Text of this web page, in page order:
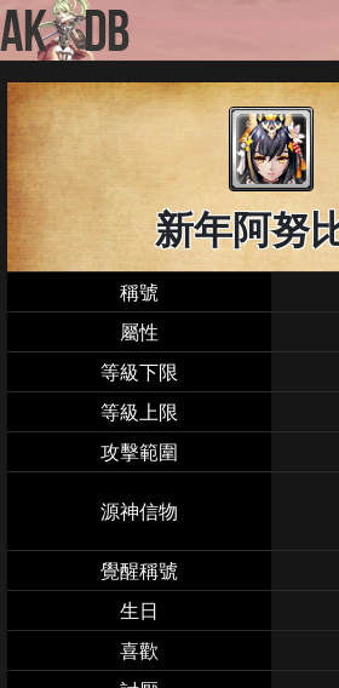
新年阿努
稱號
屬性
等級下限
等級上限
攻擊範圍
源神信物
覺醒稱號
生日
喜歡